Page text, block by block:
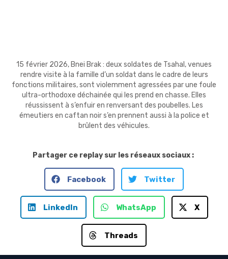
15 février 2026, Bnei Brak : deux soldates de Tsahal, venues
rendre visite à la famille d’un soldat dans le cadre de leurs
fonctions militaires, sont violemment agressées par une foule
ultra-orthodoxe déchainée qui les prend en chasse. Elles
réussissent à s’enfuir en renversant des poubelles. Les
émeutiers en caftan noir s’en prennent aussi à la police et
brûlent des véhicules.
Partager ce replay sur les réseaux sociaux :
Facebook Twitter
LinkedIn WhatsApp X
Threads